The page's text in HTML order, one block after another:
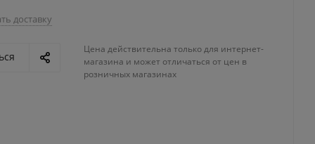
доставку
Цена действительна только для интернет-
магазина и может отличаться от цен в
розничных магазинах